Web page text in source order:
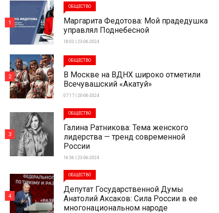
ОБЩЕСТВО
Маргарита Федотова: Мой прадедушка
управлял Поднебесной
18:03 | 23-06-2024
1
ОБЩЕСТВО
В Москве на ВДНХ широко отметили
Всечувашский «Акатуй»
07:17 | 20-06-2024
2
ОБЩЕСТВО
Галина Ратникова: Тема женского
лидерства — тренд современной
России
16:36 | 23-06-2024
3
ОБЩЕСТВО
Депутат Государственной Думы
Анатолий Аксаков: Сила России в ее
многонациональном народе
4